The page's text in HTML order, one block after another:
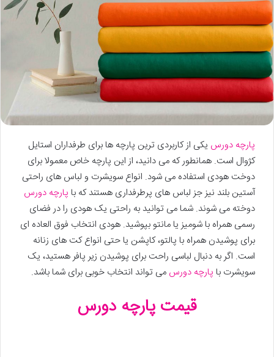
پارچه دورس یکی از کاربردی ترین پارچه ها برای طرفداران استایل
کژوال است. همانطور که می دانید، از این پارچه خاص معمولا برای
دوخت هودی استفاده می شود. انواع سویشرت و لباس های راحتی
آستین بلند نیز جز لباس های پرطرفداری هستند که با پارچه دورس
دوخته می شوند. شما می توانید به راحتی یک هودی را در فضای
رسمی همراه با شومیز یا مانتو بپوشید. هودی انتخاب فوق العاده ای
برای پوشیدن همراه با پالتو، کاپشن یا حتی انواع کت های زنانه
است. اگر به دنبال لباسی راحت برای پوشیدن زیر پافر هستید، یک
سویشرت با پارچه دورس می تواند انتخاب خوبی برای شما باشد.
قیمت پارچه دورس